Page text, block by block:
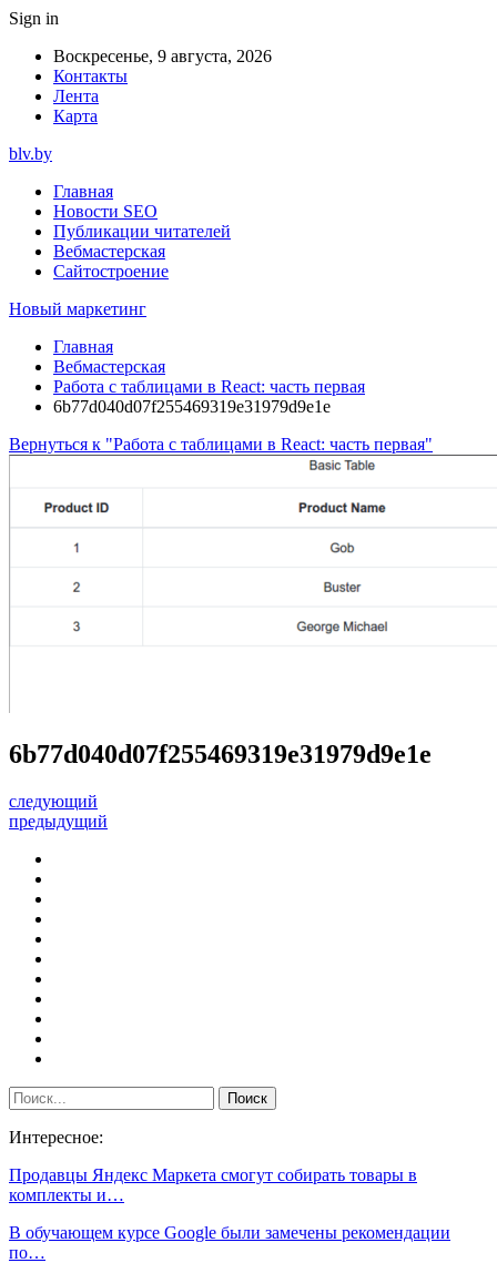
Sign in
Воскресенье, 9 августа, 2026
Контакты
Лента
Карта
blv.by
Главная
Новости SEO
Публикации читателей
Вебмастерская
Сайтостроение
Новый маркетинг
Главная
Вебмастерская
Работа с таблицами в React: часть первая
6b77d040d07f255469319e31979d9e1e
Вернуться к "Работа с таблицами в React: часть первая"
6b77d040d07f255469319e31979d9e1e
следующий
предыдущий
Интересное:
Продавцы Яндекс Маркета смогут собирать товары в
комплекты и…
В обучающем курсе Google были замечены рекомендации
по…